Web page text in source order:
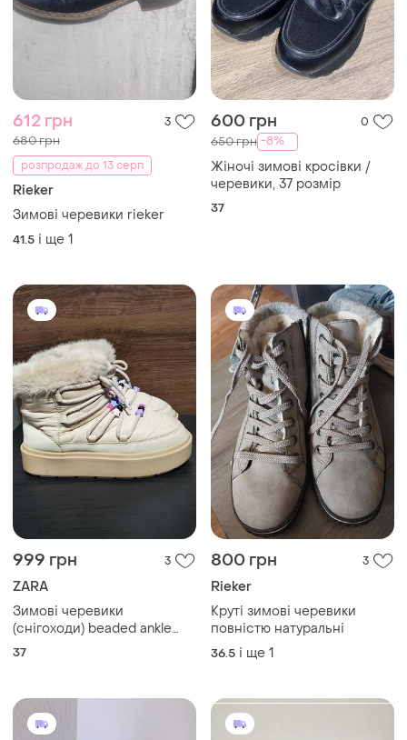
612 грн 3
680 грн
розпродаж до 13 серп
Rieker
Зимові черевики rieker
41.5 і ще 1
600 грн 0
650 грн -8%
Жіночі зимові кросівки /
черевики, 37 розмір
37
999 грн 3
ZARA
Зимові черевики
(снігоходи) beaded ankle
boots with faux fur lining від
37
800 грн 3
Rieker
Круті зимові черевики
повністю натуральні
36.5 і ще 1